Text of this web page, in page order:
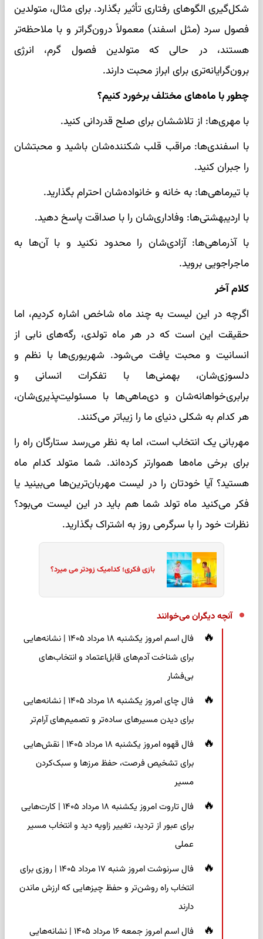
شکل‌گیری الگوهای رفتاری تأثیر بگذارد. برای مثال، متولدین
فصول سرد (مثل اسفند) معمولاً درون‌گراتر و با ملاحظه‌تر
هستند، در حالی که متولدین فصول گرم، انرژی
برون‌گرایانه‌تری برای ابراز محبت دارند.
چطور با ماه‌های مختلف برخورد کنیم؟
با مهری‌ها: از تلاششان برای صلح قدردانی کنید.
با اسفندی‌ها: مراقب قلب شکننده‌شان باشید و محبتشان
را جبران کنید.
با تیرماهی‌ها: به خانه و خانواده‌شان احترام بگذارید.
با اردیبهشتی‌ها: وفاداری‌شان را با صداقت پاسخ دهید.
با آذرماهی‌ها: آزادی‌شان را محدود نکنید و با آن‌ها به
ماجراجویی بروید.
کلام آخر
اگرچه در این لیست به چند ماه شاخص اشاره کردیم، اما
حقیقت این است که در هر ماه تولدی، رگه‌های نابی از
انسانیت و محبت یافت می‌شود. شهریوری‌ها با نظم و
دلسوزی‌شان، بهمنی‌ها با تفکرات انسانی و
برابری‌خواهانه‌شان و دی‌ماهی‌ها با مسئولیت‌پذیری‌شان،
هر کدام به شکلی دنیای ما را زیباتر می‌کنند.
مهربانی یک انتخاب است، اما به نظر می‌رسد ستارگان راه را
برای برخی ماه‌ها هموارتر کرده‌اند. شما متولد کدام ماه
هستید؟ آیا خودتان را در لیست مهربان‌ترین‌ها می‌بینید یا
فکر می‌کنید ماه تولد شما هم باید در این لیست می‌بود؟
نظرات خود را با سرگرمی روز به اشتراک بگذارید.
بازی فکری؛ کدامیک زودتر می میرد؟
آنچه دیگران می‌خوانند
فال اسم امروز یکشنبه ۱۸ مرداد ۱۴۰۵ | نشانه‌هایی
برای شناخت آدم‌های قابل‌اعتماد و انتخاب‌های
بی‌فشار
فال چای امروز یکشنبه ۱۸ مرداد ۱۴۰۵ | نشانه‌هایی
برای دیدن مسیرهای ساده‌تر و تصمیم‌های آرام‌تر
فال قهوه امروز یکشنبه ۱۸ مرداد ۱۴۰۵ | نقش‌هایی
برای تشخیص فرصت، حفظ مرزها و سبک‌کردن
مسیر
فال تاروت امروز یکشنبه ۱۸ مرداد ۱۴۰۵ | کارت‌هایی
برای عبور از تردید، تغییر زاویه دید و انتخاب مسیر
عملی
فال سرنوشت امروز شنبه ۱۷ مرداد ۱۴۰۵ | روزی برای
انتخاب راه روشن‌تر و حفظ چیزهایی که ارزش ماندن
دارند
فال اسم امروز جمعه ۱۶ مرداد ۱۴۰۵ | نشانه‌هایی